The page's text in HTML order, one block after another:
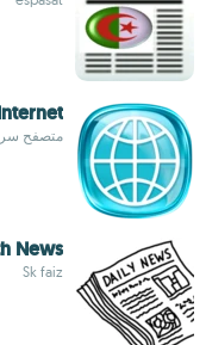
متصفح
News
Sk faiz